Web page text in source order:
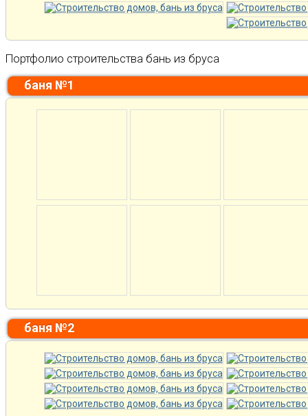
Портфолио строительства бань из бруса
баня №1
баня №2